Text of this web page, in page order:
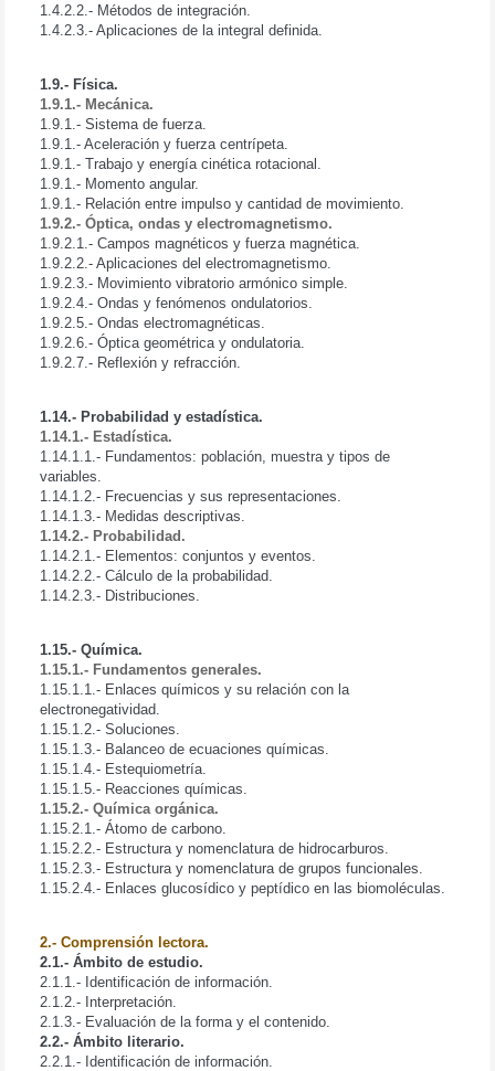
1.4.2.2.- Métodos de integración.
1.4.2.3.- Aplicaciones de la integral definida.
1.9.- Física.
1.9.1.- Mecánica.
1.9.1.- Sistema de fuerza.
1.9.1.- Aceleración y fuerza centrípeta.
1.9.1.- Trabajo y energía cinética rotacional.
1.9.1.- Momento angular.
1.9.1.- Relación entre impulso y cantidad de movimiento.
1.9.2.- Óptica, ondas y electromagnetismo.
1.9.2.1.- Campos magnéticos y fuerza magnética.
1.9.2.2.- Aplicaciones del electromagnetismo.
1.9.2.3.- Movimiento vibratorio armónico simple.
1.9.2.4.- Ondas y fenómenos ondulatorios.
1.9.2.5.- Ondas electromagnéticas.
1.9.2.6.- Óptica geométrica y ondulatoria.
1.9.2.7.- Reflexión y refracción.
1.14.- Probabilidad y estadística.
1.14.1.- Estadística.
1.14.1.1.- Fundamentos: población, muestra y tipos de
variables.
1.14.1.2.- Frecuencias y sus representaciones.
1.14.1.3.- Medidas descriptivas.
1.14.2.- Probabilidad.
1.14.2.1.- Elementos: conjuntos y eventos.
1.14.2.2.- Cálculo de la probabilidad.
1.14.2.3.- Distribuciones.
1.15.- Química.
1.15.1.- Fundamentos generales.
1.15.1.1.- Enlaces químicos y su relación con la
electronegatividad.
1.15.1.2.- Soluciones.
1.15.1.3.- Balanceo de ecuaciones químicas.
1.15.1.4.- Estequiometría.
1.15.1.5.- Reacciones químicas.
1.15.2.- Química orgánica.
1.15.2.1.- Átomo de carbono.
1.15.2.2.- Estructura y nomenclatura de hidrocarburos.
1.15.2.3.- Estructura y nomenclatura de grupos funcionales.
1.15.2.4.- Enlaces glucosídico y peptídico en las biomoléculas.
2.- Comprensión lectora.
2.1.- Ámbito de estudio.
2.1.1.- Identificación de información.
2.1.2.- Interpretación.
2.1.3.- Evaluación de la forma y el contenido.
2.2.- Ámbito literario.
2.2.1.- Identificación de información.